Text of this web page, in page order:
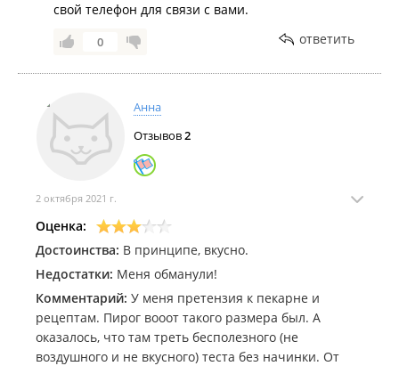
свой телефон для связи с вами.
0 ответить
Анна
Отзывов2
2 октября 2021 г.
Оценка:
Достоинства: В принципе, вкусно.
Недостатки: Меня обманули!
Комментарий: У меня претензия к пекарне и
рецептам. Пирог вооот такого размера был. А
оказалось, что там треть бесполезного (не
воздушного и не вкусного) теста без начинки. От